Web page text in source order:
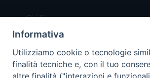
Chi Siamo
Redazione
Scrivici
Informativa
Utilizziamo cookie o tecnologie
finalità tecniche e, con il tuo